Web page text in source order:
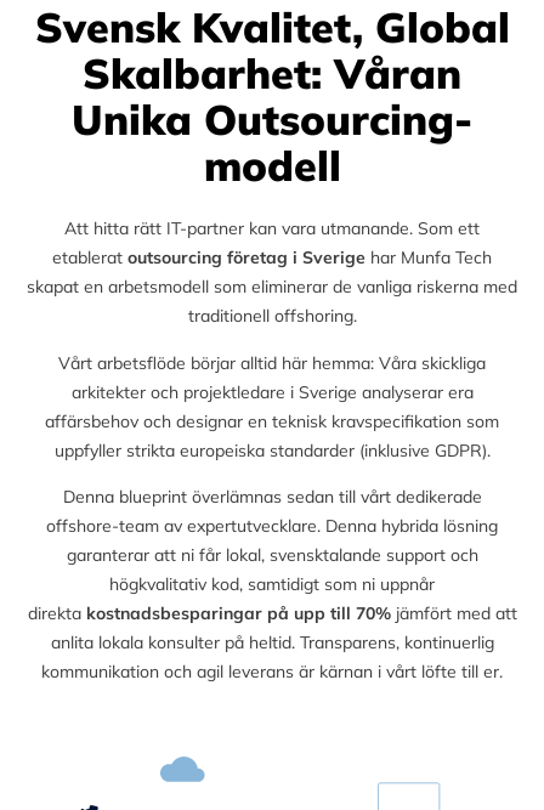
Svensk Kvalitet, Global
Skalbarhet: Våran
Unika Outsourcing-
modell
Att hitta rätt IT-partner kan vara utmanande. Som ett
etablerat outsourcing företag i Sverige har Munfa Tech
skapat en arbetsmodell som eliminerar de vanliga riskerna med
traditionell offshoring.
Vårt arbetsflöde börjar alltid här hemma: Våra skickliga
arkitekter och projektledare i Sverige analyserar era
affärsbehov och designar en teknisk kravspecifikation som
uppfyller strikta europeiska standarder (inklusive GDPR).
Denna blueprint överlämnas sedan till vårt dedikerade
offshore-team av expertutvecklare. Denna hybrida lösning
garanterar att ni får lokal, svensktalande support och
högkvalitativ kod, samtidigt som ni uppnår
direkta kostnadsbesparingar på upp till 70%jämfört med att
anlita lokala konsulter på heltid. Transparens, kontinuerlig
kommunikation och agil leverans är kärnan i vårt löfte till er.